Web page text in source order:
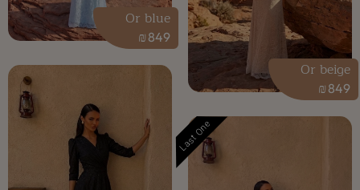
849
₪
Or beige
849
₪
Or blue
Last One